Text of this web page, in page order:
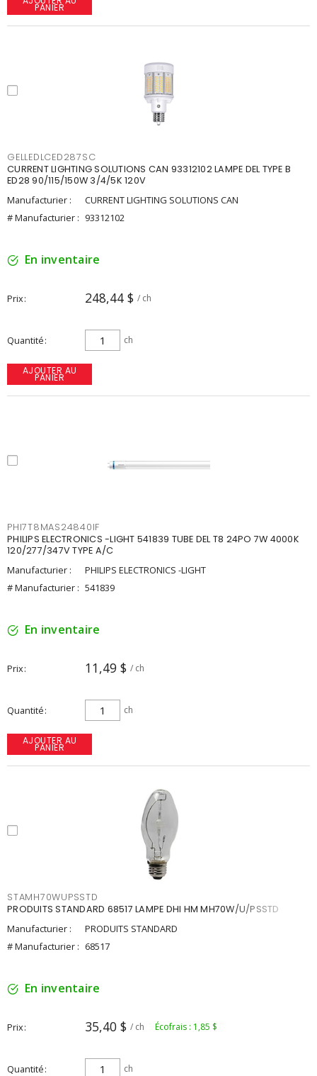
PANIER
GELLEDLCED287SC
CURRENT LIGHTING SOLUTIONS CAN 93312102 LAMPE DEL TYPE B
ED28 90/115/150W 3/4/5K 120V
Manufacturier :
CURRENT LIGHTING SOLUTIONS CAN
# Manufacturier : 93312102
En inventaire
Prix 248,44 $ / ch
Quantité ch
AJOUTER AU
PANIER
PHI7T8MAS24840IF
PHILIPS ELECTRONICS -LIGHT 541839 TUBE DEL T8 24PO 7W 4000K
120/277/347V TYPE A/C
Manufacturier :
PHILIPS ELECTRONICS -LIGHT
# Manufacturier : 541839
En inventaire
Prix 11,49 $ / ch
Quantité ch
AJOUTER AU
PANIER
STAMH70WUPSSTD
PRODUITS STANDARD 68517 LAMPE DHI HM MH70W/U/PSSTD
Manufacturier :
PRODUITS STANDARD
# Manufacturier : 68517
En inventaire
Prix 35,40 $ / ch Écofrais : 1,85 $
Quantité ch